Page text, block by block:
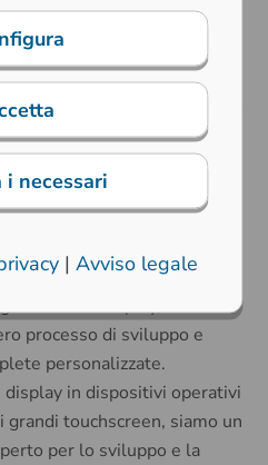
i display
come complemento agli
altri casi, si utilizza una
di grandi dimensioni
altre tecnologie di
sempre quello di rendere il
possibile e di armonizzare
di vista tecnico, visivo e
soluzioni nel campo dei
dei display, vi
processo di sviluppo e
personalizzate.
in dispositivi operativi
touchscreen, siamo un
per lo sviluppo e la
i necessari
| Avviso legale